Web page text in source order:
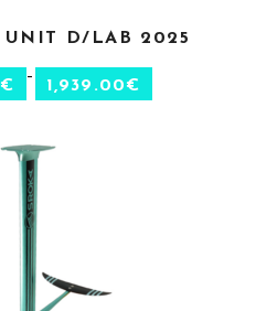
OPTIONS
UNIT D/LAB 2025
1,939.00€
–
€